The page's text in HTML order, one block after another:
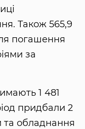
Також 565,9
погашення
за
1 481
придбали 2
та обладнання